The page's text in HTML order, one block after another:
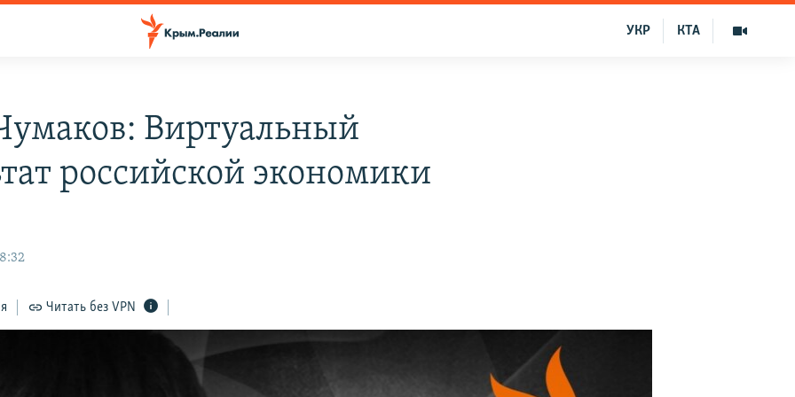
КТА
УКР
Виртуальный
российской экономики
Читать без VPN